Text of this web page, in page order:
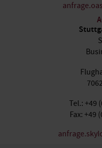
Tel.: +49
Fax: +49